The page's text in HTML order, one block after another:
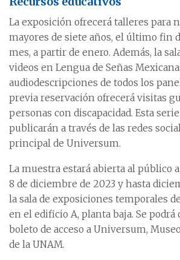
La exposición ofrecerá talleres para
mayores de siete años, el último fin
mes, a partir de enero. Además, la
videos en Lengua de Señas
audiodescripciones de todos los
previa reservación ofrecerá visitas
personas con discapacidad. Esta
publicarán a través de las redes
principal de Universum.
La muestra estará abierta al público
8 de diciembre de 2023 y hasta
la sala de exposiciones temporales
en el edificio A, planta baja. Se podrá
boleto de acceso a Universum,
de la UNAM.